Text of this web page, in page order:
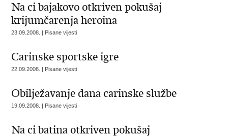
Na ci bajakovo otkriven pokušaj
krijumčarenja heroina
23.09.2008. | Pisane vijesti
Carinske sportske igre
22.09.2008. | Pisane vijesti
Obilježavanje dana carinske službe
19.09.2008. | Pisane vijesti
Na ci batina otkriven pokušaj